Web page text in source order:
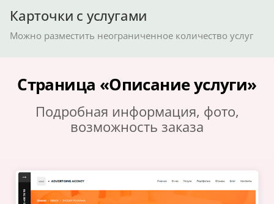
Карточки с услугами
Можно разместить неограниченное количество услуг
Страница «Описание услуги»
Подробная информация, фото,
возможность заказа